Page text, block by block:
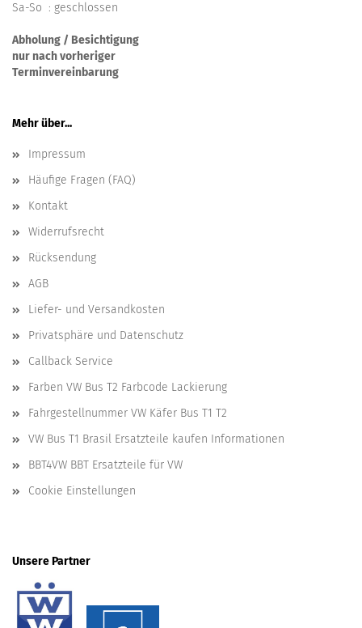
Sa-So : geschlossen
Abholung / Besichtigung
nur nach vorheriger
Terminvereinbarung
Mehr über...
Impressum
Häufige Fragen (FAQ)
Kontakt
Widerrufsrecht
Rücksendung
AGB
Liefer- und Versandkosten
Privatsphäre und Datenschutz
Callback Service
Farben VW Bus T2 Farbcode Lackierung
Fahrgestellnummer VW Käfer Bus T1 T2
VW Bus T1 Brasil Ersatzteile kaufen Informationen
BBT4VW BBT Ersatzteile für VW
Cookie Einstellungen
Unsere Partner